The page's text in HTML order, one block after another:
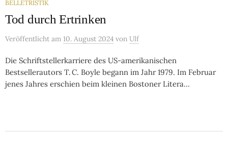
BELLETRISTIK
Tod durch Ertrinken
Veröffentlicht am 10. August 2024 von Ulf
Die Schriftstellerkarriere des US-amerikanischen
Bestsellerautors T. C. Boyle begann im Jahr 1979. Im Februar
jenes Jahres erschien beim kleinen Bostoner Litera...